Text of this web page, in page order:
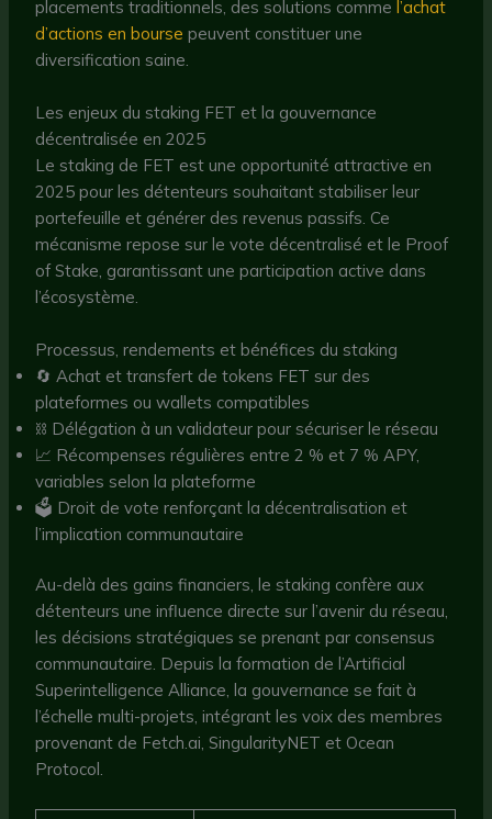
placements traditionnels, des solutions comme l’achat
d’actions en bourse peuvent constituer une
diversification saine.
Les enjeux du staking FET et la gouvernance
décentralisée en 2025
Le staking de FET est une opportunité attractive en
2025 pour les détenteurs souhaitant stabiliser leur
portefeuille et générer des revenus passifs. Ce
mécanisme repose sur le vote décentralisé et le Proof
of Stake, garantissant une participation active dans
l’écosystème.
Processus, rendements et bénéfices du staking
🔄 Achat et transfert de tokens FET sur des
plateformes ou wallets compatibles
⛓️ Délégation à un validateur pour sécuriser le réseau
📈 Récompenses régulières entre 2 % et 7 % APY,
variables selon la plateforme
🗳️ Droit de vote renforçant la décentralisation et
l’implication communautaire
Au-delà des gains financiers, le staking confère aux
détenteurs une influence directe sur l’avenir du réseau,
les décisions stratégiques se prenant par consensus
communautaire. Depuis la formation de l’Artificial
Superintelligence Alliance, la gouvernance se fait à
l’échelle multi-projets, intégrant les voix des membres
provenant de Fetch.ai, SingularityNET et Ocean
Protocol.